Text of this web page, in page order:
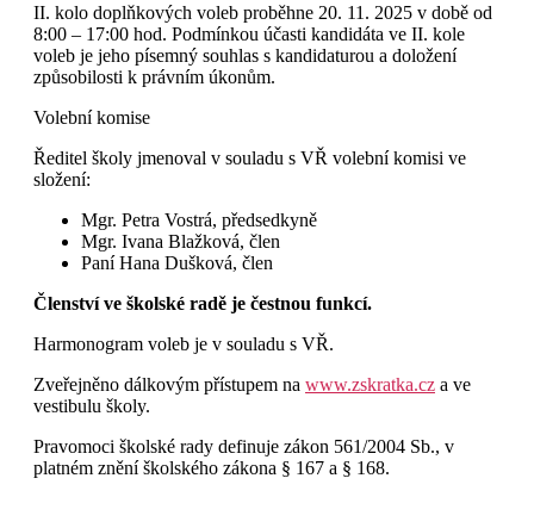
II. kolo doplňkových voleb proběhne 20. 11. 2025 v době od
8:00 – 17:00 hod. Podmínkou účasti kandidáta ve II. kole
voleb je jeho písemný souhlas s kandidaturou a doložení
způsobilosti k právním úkonům.
Volební komise
Ředitel školy jmenoval v souladu s VŘ volební komisi ve
složení:
Mgr. Petra Vostrá, předsedkyně
Mgr. Ivana Blažková, člen
Paní Hana Dušková, člen
Členství ve školské radě je čestnou funkcí.
Harmonogram voleb je v souladu s VŘ.
Zveřejněno dálkovým přístupem na www.zskratka.cz a ve
vestibulu školy.
Pravomoci školské rady definuje zákon 561/2004 Sb., v
platném znění školského zákona § 167 a § 168.